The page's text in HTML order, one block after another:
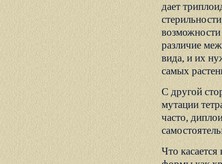
дает
возможности
различие
вида, и их
самых
С другой
мутации
часто,
Что